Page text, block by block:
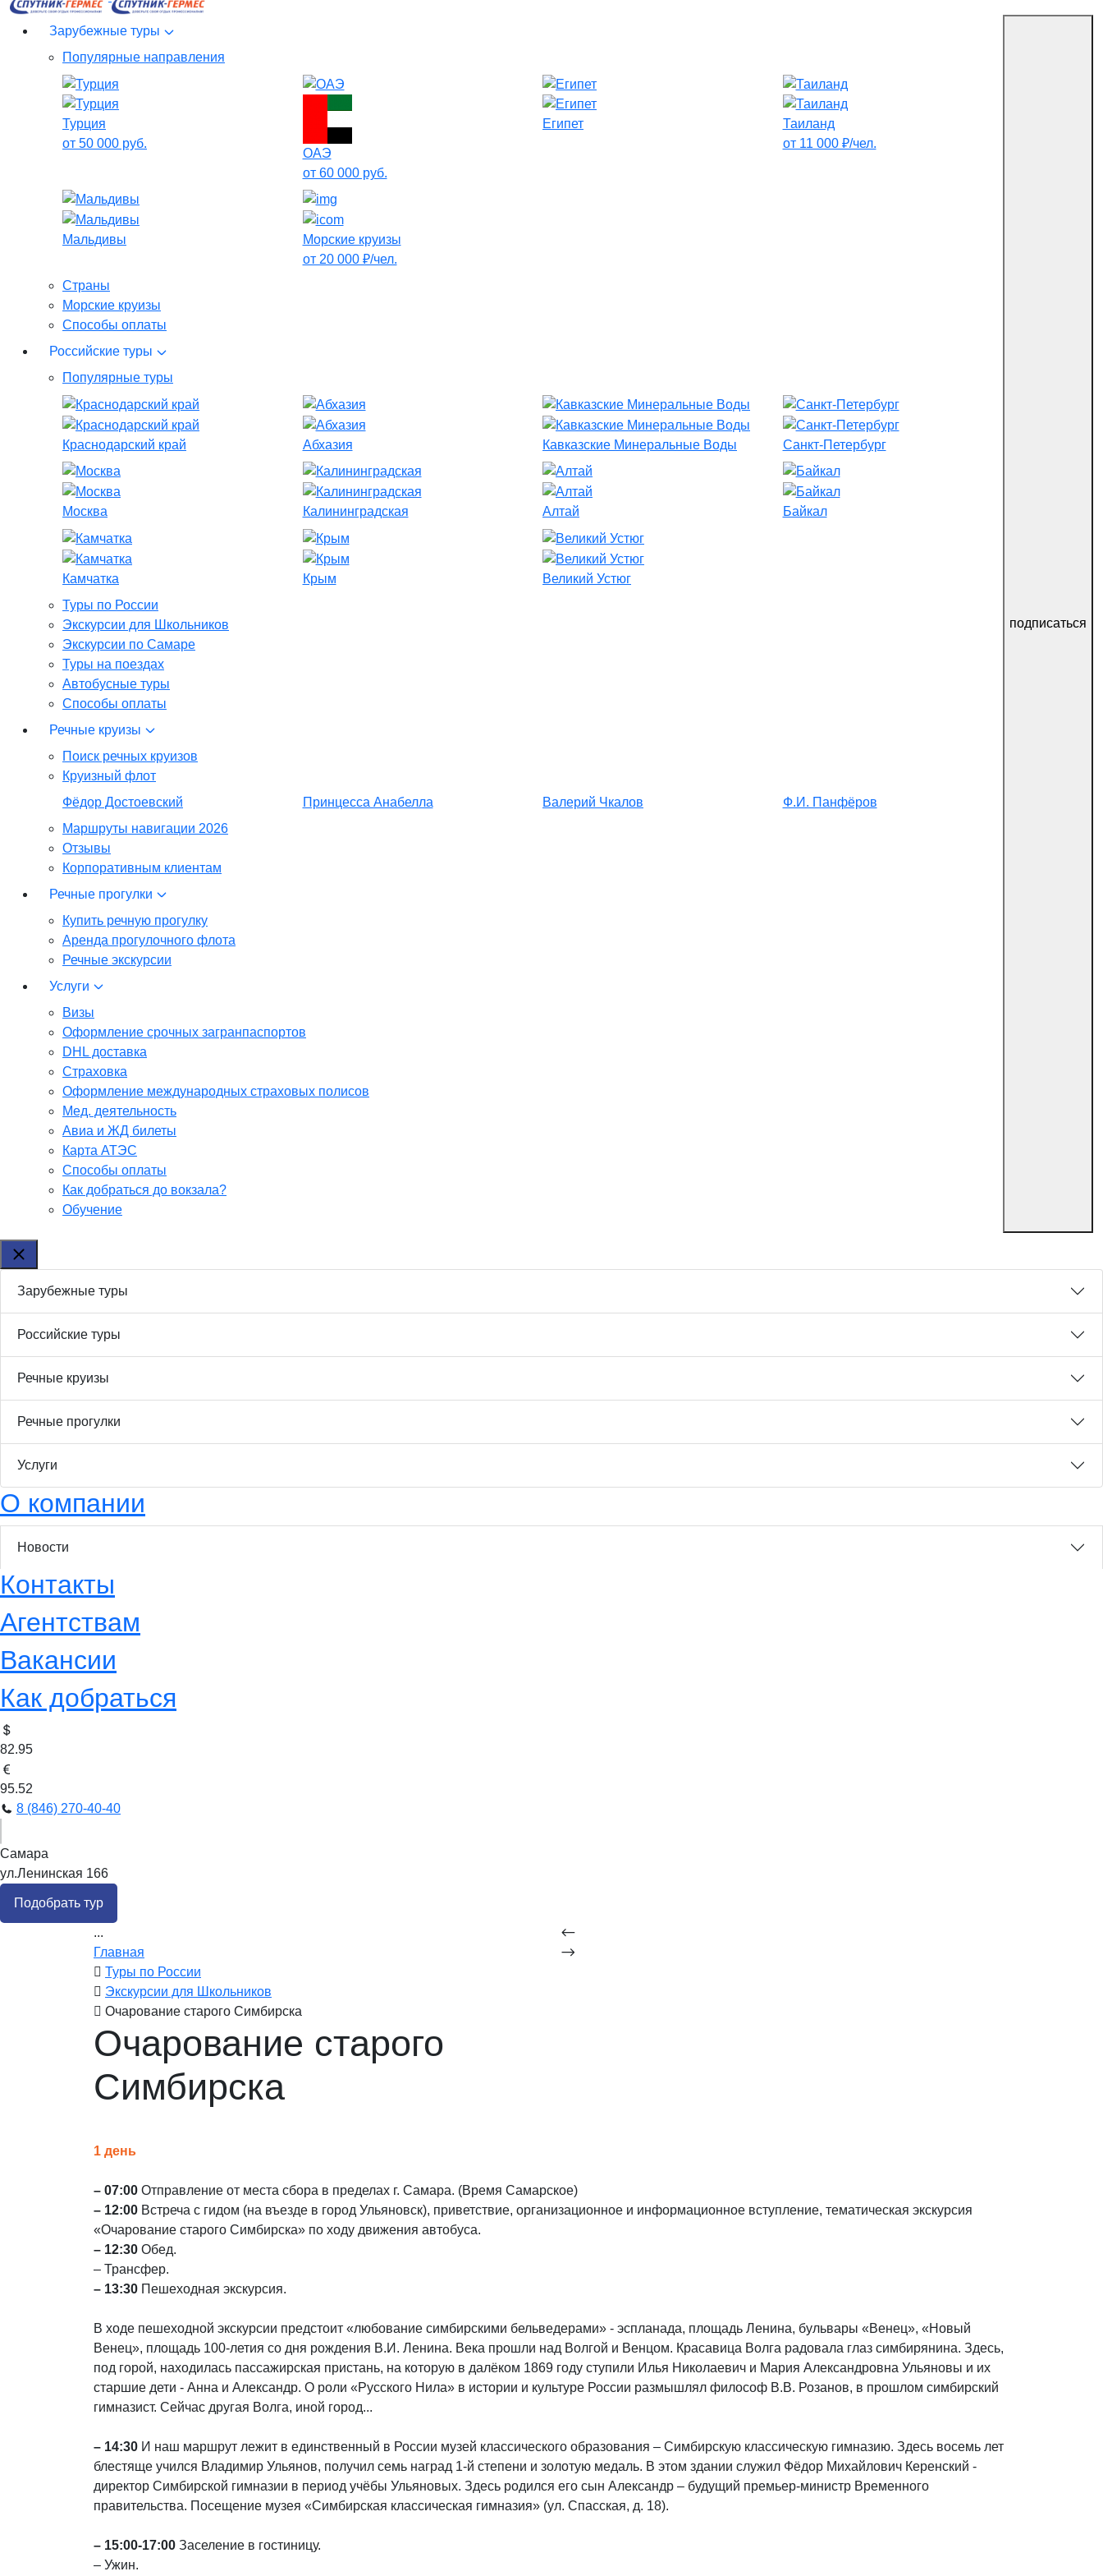
Зарубежные туры
Популярные направления
Турция
от 50 000 руб.
ОАЭ
от 60 000 руб.
Египет
Таиланд
от 11 000 ₽/чел.
Мальдивы
Морские круизы
от 20 000 ₽/чел.
Страны
Морские круизы
Способы оплаты
Российские туры
Популярные туры
Краснодарский край Абхазия Кавказские Минеральные Воды Санкт-Петербург
Москва Калининградская Алтай Байкал
Камчатка Крым
Великий Устюг
Туры по России
Экскурсии для Школьников
Экскурсии по Самаре
Туры на поездах
Автобусные туры
Способы оплаты
Речные круизы
Поиск речных круизов
Круизный флот
Фёдор Достоевский
Принцесса Анабелла Валерий Чкалов
Ф.И. Панфёров
Маршруты навигации 2026
Отзывы
Корпоративным клиентам
Речные прогулки
Купить речную прогулку
Аренда прогулочного флота
Речные экскурсии
Услуги
Визы
Оформление срочных загранпаспортов
DHL доставка
Страховка
Оформление международных страховых полисов
Мед. деятельность
Авиа и ЖД билеты
Карта АТЭС
Способы оплаты
Как добраться до вокзала?
Обучение
подписаться
Зарубежные туры
Российские туры
Речные круизы
Речные прогулки
Услуги
О компании
Новости
Контакты
Агентствам
Вакансии
Как добраться
82.95
95.52
8 (846) 270-40-40
Самара
ул.Ленинская 166
Подобрать тур
...
Главная
Туры по России
Экскурсии для Школьников
Очарование старого Симбирска
Очарование старого
Симбирска
1 день
– 07:00 Отправление от места сбора в пределах г. Самара. (Время Самарское)
– 12:00 Встреча с гидом (на въезде в город Ульяновск), приветствие, организационное и информационное вступление, тематическая экскурсия
«Очарование старого Симбирска» по ходу движения автобуса.
– 12:30 Обед.
– Трансфер.
– 13:30 Пешеходная экскурсия.
В ходе пешеходной экскурсии предстоит «любование симбирскими бельведерами» - эспланада, площадь Ленина, бульвары «Венец», «Новый
Венец», площадь 100-летия со дня рождения В.И. Ленина. Века прошли над Волгой и Венцом. Красавица Волга радовала глаз симбирянина. Здесь,
под горой, находилась пассажирская пристань, на которую в далёком 1869 году ступили Илья Николаевич и Мария Александровна Ульяновы и их
старшие дети - Анна и Александр. О роли «Русского Нила» в истории и культуре России размышлял философ В.В. Розанов, в прошлом симбирский
гимназист. Сейчас другая Волга, иной город...
– 14:30 И наш маршрут лежит в единственный в России музей классического образования – Симбирскую классическую гимназию. Здесь восемь лет
блестяще учился Владимир Ульянов, получил семь наград 1-й степени и золотую медаль. В этом здании служил Фёдор Михайлович Керенский -
директор Симбирской гимназии в период учёбы Ульяновых. Здесь родился его сын Александр – будущий премьер-министр Временного
правительства. Посещение музея «Симбирская классическая гимназия» (ул. Спасская, д. 18).
– 15:00-17:00 Заселение в гостиницу.
– Ужин.